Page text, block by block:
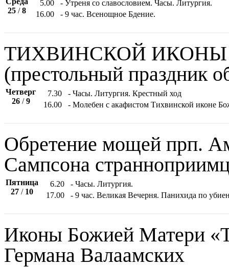
25 /8
5.00
- Утреня со славословием. Часы. Литургия.
16.00
- 9 час. Всенощное Бдение.
ТИХВИНСКОЙ
(престольный праздник
Четверг
26/9
7.30
- Часы. Литургия. Крестный ход
16.00
- Молебен с акафистом Тихвинской иконе
Обретение мощей прп.
Сампсона
Пятница
27 / 10
6.20
- Часы. Литургия.
17.00
- 9 час. Великая Вечерня. Панихида по
Иконы Божией Матери
Германа Валаамских